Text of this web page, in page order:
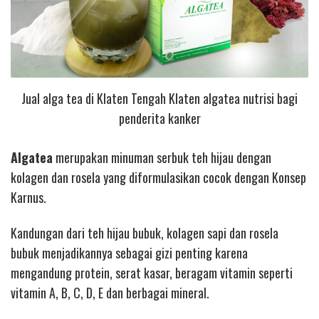
Jual alga tea di Klaten Tengah Klaten algatea nutrisi bagi
penderita kanker
Algatea merupakan minuman serbuk teh hijau dengan
kolagen dan rosela yang diformulasikan cocok dengan Konsep
Karnus.
Kandungan dari teh hijau bubuk, kolagen sapi dan rosela
bubuk menjadikannya sebagai gizi penting karena
mengandung protein, serat kasar, beragam vitamin seperti
vitamin A, B, C, D, E dan berbagai mineral.